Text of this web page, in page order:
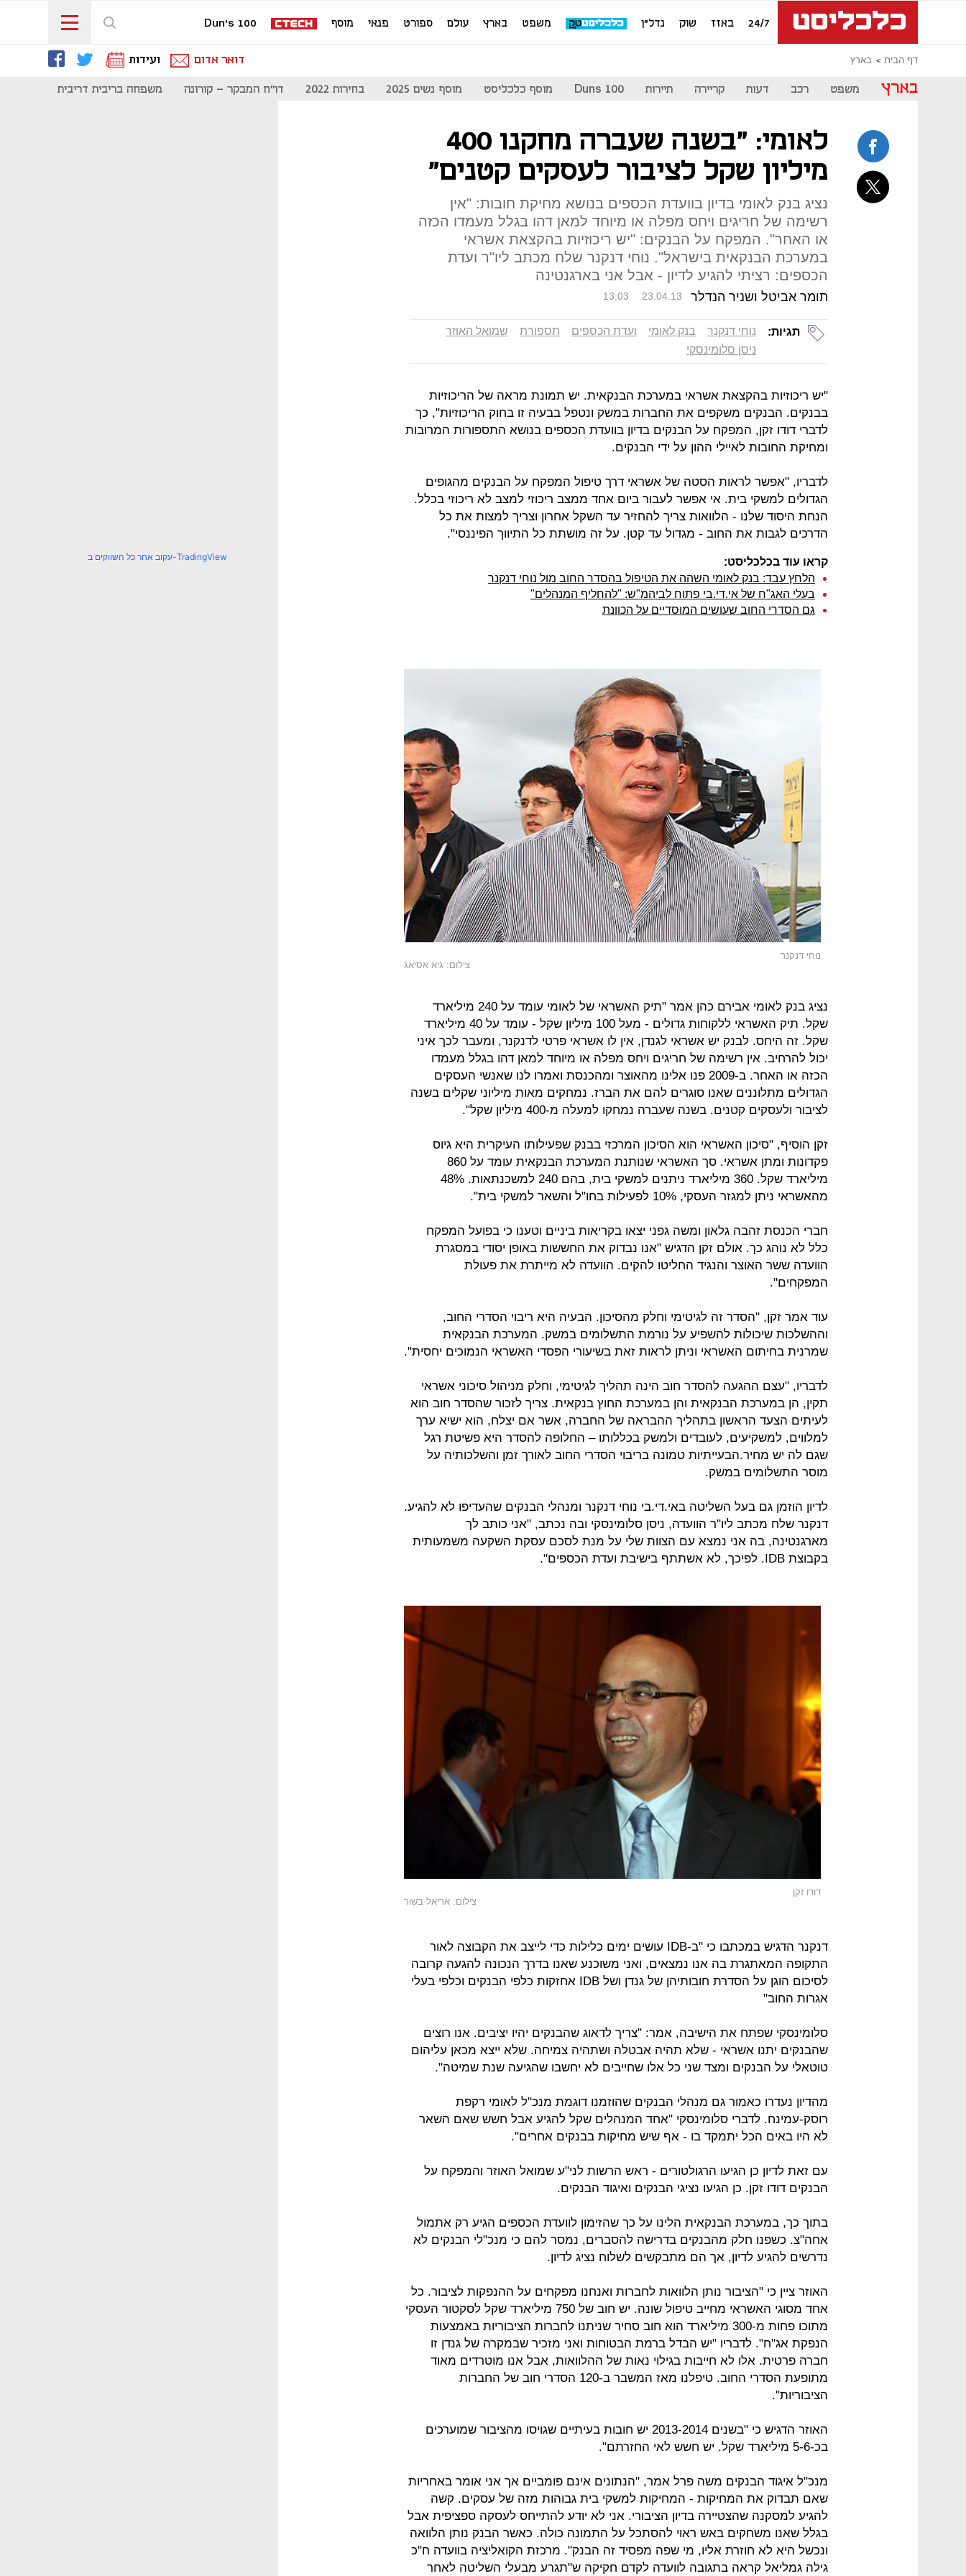
24/7 באזז שוק נדל"ן משפט בארץ עולם ספורט פנאי מוסף Dun's 100
דף הבית בארץ דואר אדום ועידות
בארץ משפט רכב דעות קריירה תיירות Duns 100 מוסף כלכליסט מוסף נשים 2025 בחירות 2022 דו"ח המבקר - קורונה משפחה בריבית דריבית
לאומי: "בשנה שעברה מחקנו 400
מיליון שקל לציבור לעסקים קטנים"
נציג בנק לאומי בדיון בוועדת הכספים בנושא מחיקת חובות: "אין
רשימה של חריגים ויחס מפלה או מיוחד למאן דהו בגלל מעמדו הכזה
או האחר". המפקח על הבנקים: "יש ריכוזיות בהקצאת אשראי
במערכת הבנקאית בישראל". נוחי דנקנר שלח מכתב ליו"ר ועדת
הכספים: רציתי להגיע לדיון - אבל אני בארגנטינה
תומר אביטל ושניר הנדלר 13:03 23.04.13
תגיות: נוחי דנקנר בנק לאומי ועדת הכספים תספורת
שמואל האוזר
ניסן סלומינסקי
"יש ריכוזיות בהקצאת אשראי במערכת הבנקאית. יש תמונת מראה של הריכוזיות
בבנקים. הבנקים משקפים את החברות במשק ונטפל בבעיה זו בחוק הריכוזיות", כך
לדברי דודו זקן, המפקח על הבנקים בדיון בוועדת הכספים בנושא התספורות המרובות
ומחיקת החובות לאיילי ההון על ידי הבנקים.
לדבריו, "אפשר לראות הסטה של אשראי דרך טיפול המפקח על הבנקים מהגופים
הגדולים למשקי בית. אי אפשר לעבור ביום אחד ממצב ריכוזי למצב לא ריכוזי בכלל.
הנחת היסוד שלנו - הלוואות צריך להחזיר עד השקל אחרון וצריך למצות את כל
הדרכים לגבות את החוב - מגדול עד קטן. על זה מושתת כל התיווך הפיננסי".
קראו עוד בכלכליסט:
הלחץ עבד: בנק לאומי השהה את הטיפול בהסדר החוב מול נוחי דנקנר
בעלי האג"ח של אי.די.בי פתוח לביהמ"ש: "להחליף המנהלים"
גם הסדרי החוב שעושים המוסדיים על הכוונת
נוחי דנקנר
צילום: גיא אסיאג
נציג בנק לאומי אבירם כהן אמר "תיק האשראי של לאומי עומד על 240 מיליארד
שקל. תיק האשראי ללקוחות גדולים - מעל 100 מיליון שקל - עומד על 40 מיליארד
שקל. זה היחס. לבנק יש אשראי לגנדן, אין לו אשראי פרטי לדנקנר, ומעבר לכך איני
יכול להרחיב. אין רשימה של חריגים ויחס מפלה או מיוחד למאן דהו בגלל מעמדו
הכזה או האחר. ב-2009 פנו אלינו מהאוצר ומהכנסת ואמרו לנו שאנשי העסקים
הגדולים מתלוננים שאנו סוגרים להם את הברז. נמחקים מאות מיליוני שקלים בשנה
לציבור ולעסקים קטנים. בשנה שעברה נמחקו למעלה מ-400 מיליון שקל".
זקן הוסיף, "סיכון האשראי הוא הסיכון המרכזי בבנק שפעילותו העיקרית היא גיוס
פקדונות ומתן אשראי. סך האשראי שנותנת המערכת הבנקאית עומד על 860
מיליארד שקל. 360 מיליארד ניתנים למשקי בית, בהם 240 למשכנתאות. 48%
מהאשראי ניתן למגזר העסקי, 10% לפעילות בחו"ל והשאר למשקי בית".
חברי הכנסת זהבה גלאון ומשה גפני יצאו בקריאות ביניים וטענו כי בפועל המפקח
כלל לא נוהג כך. אולם זקן הדגיש "אנו נבדוק את החששות באופן יסודי במסגרת
הוועדה ששר האוצר והנגיד החליטו להקים. הוועדה לא מייתרת את פעולת
המפקחים".
עוד אמר זקן, "הסדר זה לגיטימי וחלק מהסיכון. הבעיה היא ריבוי הסדרי החוב,
וההשלכות שיכולות להשפיע על נורמת התשלומים במשק. המערכת הבנקאית
שמרנית בחיתום האשראי וניתן לראות זאת בשיעורי הפסדי האשראי הנמוכים יחסית".
לדבריו, "עצם ההגעה להסדר חוב הינה תהליך לגיטימי, וחלק מניהול סיכוני אשראי
תקין, הן במערכת הבנקאית והן במערכת החוץ בנקאית. צריך לזכור שהסדר חוב הוא
לעיתים הצעד הראשון בתהליך ההבראה של החברה, אשר אם יצלח, הוא ישיא ערך
למלווים, למשקיעים, לעובדים ולמשק בכללותו – החלופה להסדר היא פשיטת רגל
שגם לה יש מחיר.הבעייתיות טמונה בריבוי הסדרי החוב לאורך זמן והשלכותיה על
מוסר התשלומים במשק.
לדיון הוזמן גם בעל השליטה באי.די.בי נוחי דנקנר ומנהלי הבנקים שהעדיפו לא להגיע.
דנקנר שלח מכתב ליו"ר הוועדה, ניסן סלומינסקי ובה נכתב, "אני כותב לך
מארגנטינה, בה אני נמצא עם הצוות שלי על מנת לסכם עסקת השקעה משמעותית
בקבוצת IDB. לפיכך, לא אשתתף בישיבת ועדת הכספים".
דודו זקן
צילום: אריאל בשור
דנקנר הדגיש במכתבו כי "ב-IDB עושים ימים כלילות כדי לייצב את הקבוצה לאור
התקופה המאתגרת בה אנו נמצאים, ואני משוכנע שאנו בדרך הנכונה להגעה קרובה
לסיכום הוגן על הסדרת חובותיהן של גנדן ושל IDB אחזקות כלפי הבנקים וכלפי בעלי
אגרות החוב"
סלומינסקי שפתח את הישיבה, אמר: "צריך לדאוג שהבנקים יהיו יציבים. אנו רוצים
שהבנקים יתנו אשראי - שלא תהיה אבטלה ושתהיה צמיחה. שלא ייצא מכאן עליהום
טוטאלי על הבנקים ומצד שני כל אלו שחייבים לא יחשבו שהגיעה שנת שמיטה".
מהדיון נעדרו כאמור גם מנהלי הבנקים שהוזמנו דוגמת מנכ"ל לאומי רקפת
רוסק-עמינח. לדברי סלומינסקי "אחד המנהלים שקל להגיע אבל חשש שאם השאר
לא היו באים הכל יתמקד בו - אף שיש מחיקות בבנקים אחרים".
עם זאת לדיון כן הגיעו הרגולטורים - ראש הרשות לני"ע שמואל האוזר והמפקח על
הבנקים דודו זקן. כן הגיעו נציגי הבנקים ואיגוד הבנקים.
בתוך כך, במערכת הבנקאית הלינו על כך שהזימון לוועדת הכספים הגיע רק אתמול
אחה"צ. כשפנו חלק מהבנקים בדרישה להסברים, נמסר להם כי מנכ"לי הבנקים לא
נדרשים להגיע לדיון, אך הם מתבקשים לשלוח נציג לדיון.
האוזר ציין כי "הציבור נותן הלוואות לחברות ואנחנו מפקחים על ההנפקות לציבור. כל
אחד מסוגי האשראי מחייב טיפול שונה. יש חוב של 750 מיליארד שקל לסקטור העסקי
מתוכו פחות מ-300 מיליארד הוא חוב סחיר שניתנו לחברות הציבוריות באמצעות
הנפקת אג"ח". לדבריו "יש הבדל ברמת הבטוחות ואני מזכיר שבמקרה של גנדן זו
חברה פרטית. אלו לא חייבות בגילוי נאות של ההלוואות, אבל אנו מוטרדים מאוד
מתופעת הסדרי החוב. טיפלנו מאז המשבר ב-120 הסדרי חוב של החברות
הציבוריות".
האוזר הדגיש כי "בשנים 2013-2014 יש חובות בעיתיים שגויסו מהציבור שמוערכים
בכ-5-6 מיליארד שקל. יש חשש לאי החזרתם".
מנכ"ל איגוד הבנקים משה פרל אמר, "הנתונים אינם פומביים אך אני אומר באחריות
שאם תבדוק את המחיקות - המחיקות למשקי בית גבוהות מזה של עסקים. קשה
להגיע למסקנה שהצטיירה בדיון הציבורי. אני לא יודע להתייחס לעסקה ספציפית אבל
בגלל שאנו משחקים באש ראוי להסתכל על התמונה כולה. כאשר הבנק נותן הלוואה
ונכשל היא לא חוזרת אליו, מי שפה מפסיד זה הבנק". מרכזת הקואליציה בוועדה ח"כ
גילה גמליאל קראה בתגובה לוועדה לקדם חקיקה ש"תגרע מבעלי השליטה לאחר
עקוב אחר כל השווקים ב-TradingView